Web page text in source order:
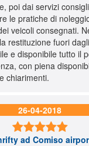
poi dai servizi
le pratiche di
veicoli consegnati.
restituzione fuori
e disponibile tutto il
con piena
chiarimenti.
26-04-2018

ad Comiso